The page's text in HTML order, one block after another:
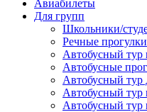
Авиабилеты
Для групп
Школьники/
Речные прогулки
Автобусный тур
Автобусные
Автобусный тур
Автобусный тур
Автобусный тур